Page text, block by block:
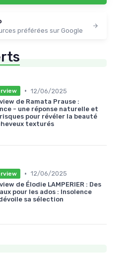
préférées sur Google
• 12/06/2025
de Ramata Prause :
- une réponse naturelle et
pour révéler la beauté
texturés
• 12/06/2025
de Élodie LAMPERIER : Des
pour les ados : Insolence
sa sélection